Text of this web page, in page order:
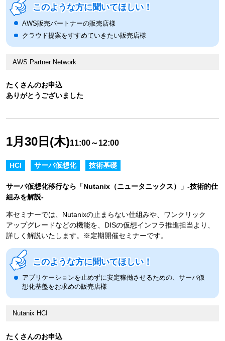
たくさんのお申込
ありがとうございました
このような方に聞いてほしい！
AWS販売パートナーの販売店様
クラウド提案をすすめていきたい販売店様
AWS Partner Network
1月30日(木)11:00～12:00
たくさんのお申込
HCI サーバ仮想化 技術基礎
サーバ仮想化移行なら「Nutanix（ニュータニックス）」-技術的仕
組みを解説-
本セミナーでは、Nutanixの止まらない仕組みや、ワンクリック
アップグレードなどの機能を、DISの仮想インフラ推進担当より、
詳しく解説いたします。※定期開催セミナーです。
このような方に聞いてほしい！
アプリケーションを止めずに安定稼働させるための、サーバ仮
想化基盤をお求めの販売店様
Nutanix HCI